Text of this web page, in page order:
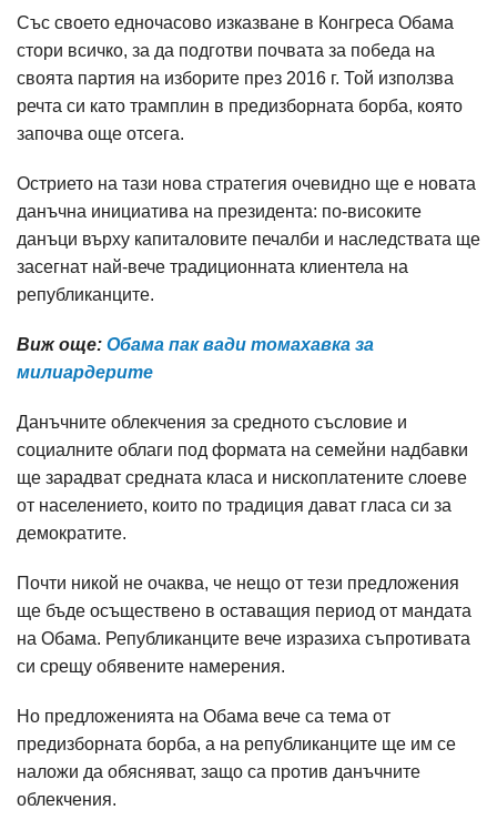
Със своето едночасово изказване в Конгреса Обама
стори всичко, за да подготви почвата за победа на
своята партия на изборите през 2016 г. Той използва
речта си като трамплин в предизборната борба, която
започва още отсега.
Острието на тази нова стратегия очевидно ще е новата
данъчна инициатива на президента: по-високите
данъци върху капиталовите печалби и наследствата ще
засегнат най-вече традиционната клиентела на
републиканците.
Виж още: Обама пак вади томахавка за
милиардерите
Данъчните облекчения за средното съсловие и
социалните облаги под формата на семейни надбавки
ще зарадват средната класа и нископлатените слоеве
от населението, които по традиция дават гласа си за
демократите.
Почти никой не очаква, че нещо от тези предложения
ще бъде осъществено в оставащия период от мандата
на Обама. Републиканците вече изразиха съпротивата
си срещу обявените намерения.
Но предложенията на Обама вече са тема от
предизборната борба, а на републиканците ще им се
наложи да обясняват, защо са против данъчните
облекчения.